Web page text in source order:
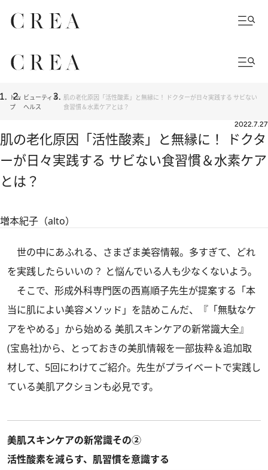
トッ
プ
ビューティ＆
ヘルス
肌の老化原因「活性酸素」と無縁に！ ドクターが日々実践する サビない
食習慣＆水素ケアとは？
2022.7.27
肌の老化原因「活性酸素」と無縁に！ ドクタ
ーが日々実践する サビない食習慣＆水素ケア
とは？
増本紀子（alto）
世の中にあふれる、さまざま美容情報。多すぎて、どれ
を実践したらいいの？ と悩んでいる人も少なくないよう。
そこで、形成外科専門医の西嶌順子先生が提案する「本
当に肌によい美容メソッド」を詰めこんだ、『「無駄なケ
アをやめる」から始める 美肌スキンケアの新常識大全』
(宝島社)から、とっておきの美肌情報を一部抜粋＆追加取
材して、5回にわけてご紹介。先生がプライベートで実践し
ている美肌アクションも必見です。
美肌スキンケアの新常識その②
活性酸素を減らす、肌習慣を意識する